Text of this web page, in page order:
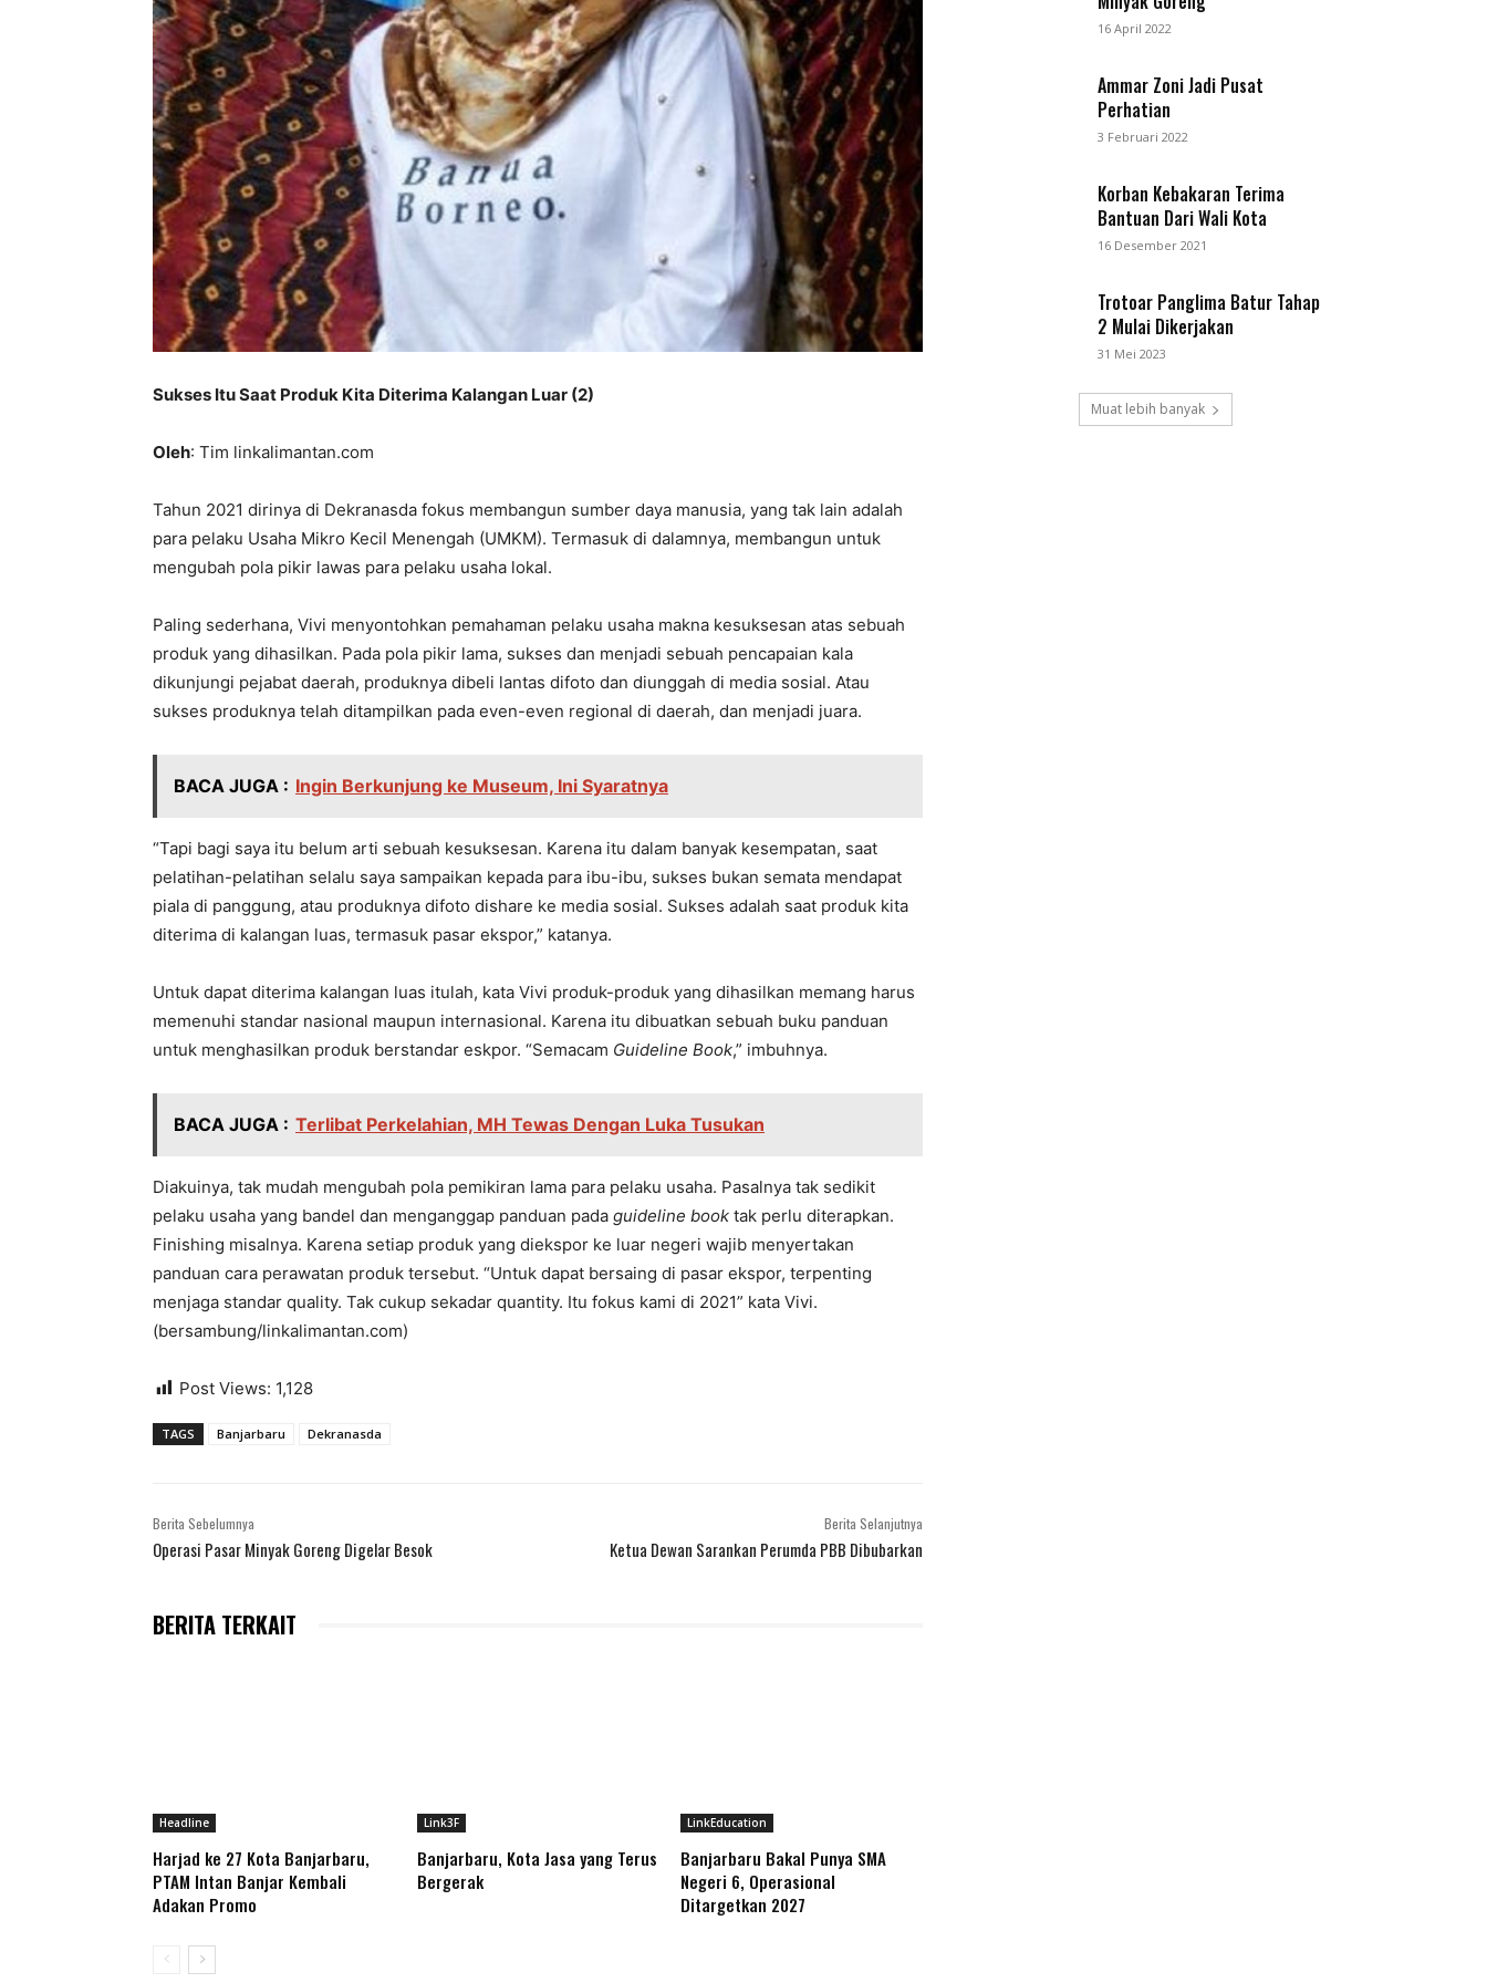
Sukses Itu Saat Produk Kita Diterima Kalangan Luar (2)
Oleh: Tim linkalimantan.com
Tahun 2021 dirinya di Dekranasda fokus membangun sumber daya manusia, yang tak lain adalah
para pelaku Usaha Mikro Kecil Menengah (UMKM). Termasuk di dalamnya, membangun untuk
mengubah pola pikir lawas para pelaku usaha lokal.
Paling sederhana, Vivi menyontohkan pemahaman pelaku usaha makna kesuksesan atas sebuah
produk yang dihasilkan. Pada pola pikir lama, sukses dan menjadi sebuah pencapaian kala
dikunjungi pejabat daerah, produknya dibeli lantas difoto dan diunggah di media sosial. Atau
sukses produknya telah ditampilkan pada even-even regional di daerah, dan menjadi juara.
BACA JUGA : Ingin Berkunjung ke Museum, Ini Syaratnya
“Tapi bagi saya itu belum arti sebuah kesuksesan. Karena itu dalam banyak kesempatan, saat
pelatihan-pelatihan selalu saya sampaikan kepada para ibu-ibu, sukses bukan semata mendapat
piala di panggung, atau produknya difoto dishare ke media sosial. Sukses adalah saat produk kita
diterima di kalangan luas, termasuk pasar ekspor,” katanya.
Untuk dapat diterima kalangan luas itulah, kata Vivi produk-produk yang dihasilkan memang harus
memenuhi standar nasional maupun internasional. Karena itu dibuatkan sebuah buku panduan
untuk menghasilkan produk berstandar eskpor. “Semacam Guideline Book,” imbuhnya.
BACA JUGA : Terlibat Perkelahian, MH Tewas Dengan Luka Tusukan
Diakuinya, tak mudah mengubah pola pemikiran lama para pelaku usaha. Pasalnya tak sedikit
pelaku usaha yang bandel dan menganggap panduan pada guideline book tak perlu diterapkan.
Finishing misalnya. Karena setiap produk yang diekspor ke luar negeri wajib menyertakan
panduan cara perawatan produk tersebut. “Untuk dapat bersaing di pasar ekspor, terpenting
menjaga standar quality. Tak cukup sekadar quantity. Itu fokus kami di 2021” kata Vivi.
(bersambung/linkalimantan.com)
Post Views: 1,128
TAGS Banjarbaru Dekranasda
Berita Sebelumnya
Operasi Pasar Minyak Goreng Digelar Besok
Berita Selanjutnya
Ketua Dewan Sarankan Perumda PBB Dibubarkan
BERITA TERKAIT
Headline
Harjad ke 27 Kota Banjarbaru,
PTAM Intan Banjar Kembali
Adakan Promo
Link3F
Banjarbaru, Kota Jasa yang Terus
Bergerak
LinkEducation
Banjarbaru Bakal Punya SMA
Negeri 6, Operasional
Ditargetkan 2027
16 April 2022
Ammar Zoni Jadi Pusat
Perhatian
3 Februari 2022
Korban Kebakaran Terima
Bantuan Dari Wali Kota
16 Desember 2021
Trotoar Panglima Batur Tahap
2 Mulai Dikerjakan
31 Mei 2023
Muat lebih banyak